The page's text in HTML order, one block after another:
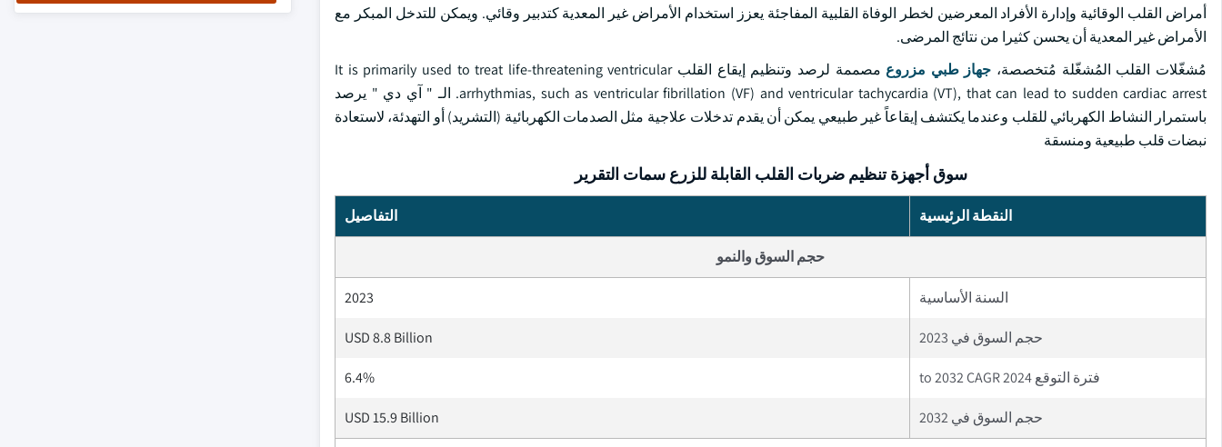
أمراض القلب الوقائية وإدارة الأفراد المعرضين لخطر الوفاة القلبية المفاجئة يعزز استخدام الأمراض غير المعدية كتدبير وقائي. ويمكن للتدخل المبكر مع
الأمراض غير المعدية أن يحسن كثيرا من نتائج المرضى.
مُشغّلات القلب المُشغّلة مُتخصصة، جهاز طبي مزروع
مصممة لرصد وتنظيم إيقاع القلب It is primarily used to treat life-threatening ventricular
arrhythmias, such as ventricular fibrillation (VF) and ventricular tachycardia (VT), that can lead to sudden cardiac arrest. الـ " آي دي " يرصد
باستمرار النشاط الكهربائي للقلب وعندما يكتشف إيقاعاً غير طبيعي يمكن أن يقدم تدخلات علاجية مثل الصدمات الكهربائية (التشريد) أو التهدئة، لاستعادة
نبضات قلب طبيعية ومنسقة
سوق أجهزة تنظيم ضربات القلب القابلة للزرع سمات التقرير
النقطة الرئيسية التفاصيل
حجم السوق والنمو
السنة الأساسية 2023
حجم السوق في 2023 USD 8.8 Billion
فترة التوقع 2024 to 2032 CAGR 6.4%
حجم السوق في 2032 USD 15.9 Billion